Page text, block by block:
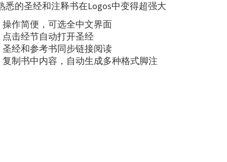
悉的圣经和注释书在Logos中变得超强大
操作简便，可选全中文界面
点击经节自动打开圣经
圣经和参考书同步链接阅读
复制书中内容，自动生成多种格式脚注